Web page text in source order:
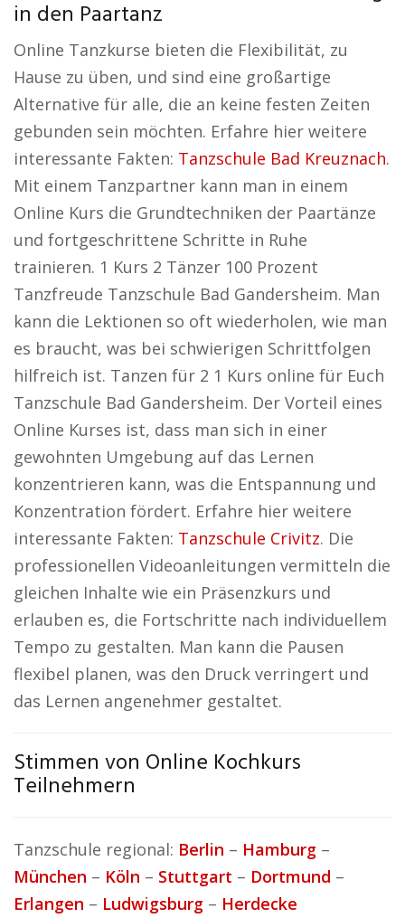
in den Paartanz
Online Tanzkurse bieten die Flexibilität, zu
Hause zu üben, und sind eine großartige
Alternative für alle, die an keine festen Zeiten
gebunden sein möchten. Erfahre hier weitere
interessante Fakten: Tanzschule Bad Kreuznach.
Mit einem Tanzpartner kann man in einem
Online Kurs die Grundtechniken der Paartänze
und fortgeschrittene Schritte in Ruhe
trainieren. 1 Kurs 2 Tänzer 100 Prozent
Tanzfreude Tanzschule Bad Gandersheim. Man
kann die Lektionen so oft wiederholen, wie man
es braucht, was bei schwierigen Schrittfolgen
hilfreich ist. Tanzen für 2 1 Kurs online für Euch
Tanzschule Bad Gandersheim. Der Vorteil eines
Online Kurses ist, dass man sich in einer
gewohnten Umgebung auf das Lernen
konzentrieren kann, was die Entspannung und
Konzentration fördert. Erfahre hier weitere
interessante Fakten: Tanzschule Crivitz. Die
professionellen Videoanleitungen vermitteln die
gleichen Inhalte wie ein Präsenzkurs und
erlauben es, die Fortschritte nach individuellem
Tempo zu gestalten. Man kann die Pausen
flexibel planen, was den Druck verringert und
das Lernen angenehmer gestaltet.
Stimmen von Online Kochkurs
Teilnehmern
Tanzschule regional: Berlin – Hamburg –
München – Köln – Stuttgart – Dortmund –
Erlangen – Ludwigsburg – Herdecke